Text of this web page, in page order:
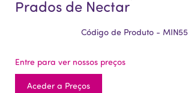
Prados de Nectar
Código de Produto - MIN55
Entre para ver nossos preços
Aceder a Preços